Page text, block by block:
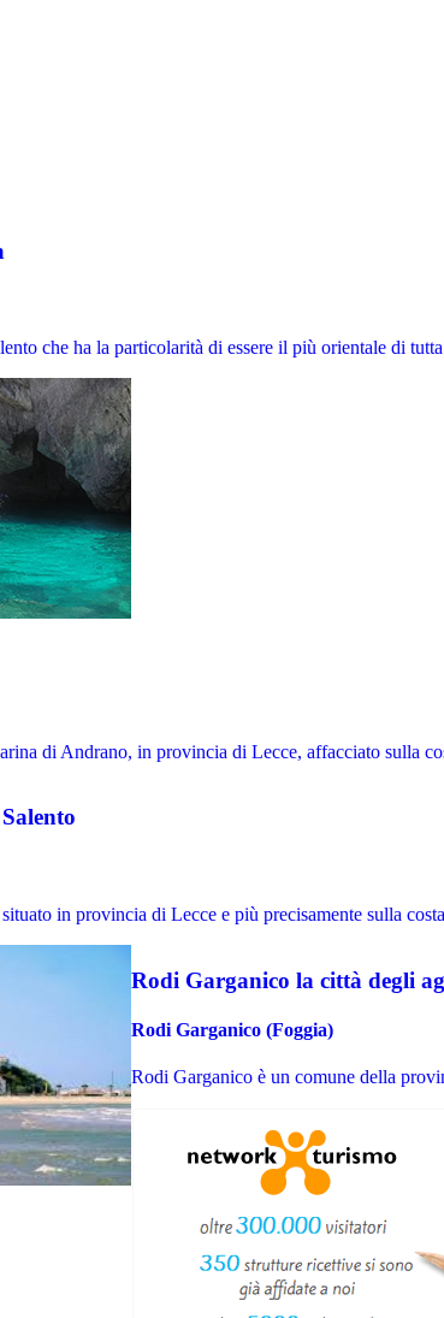
che ha la particolarità di essere il più orientale di
di Andrano, in provincia di Lecce, affacciato sulla
in provincia di Lecce e più precisamente sulla
Rodi Garganico la città degli
Rodi Garganico (Foggia)
Rodi Garganico è un comune della